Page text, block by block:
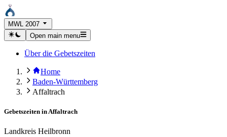
MWL 2007
Open main menu
Über die Gebetszeiten
Home
Baden-Württemberg
Affaltrach
Gebetszeiten in Affaltrach
Landkreis Heilbronn